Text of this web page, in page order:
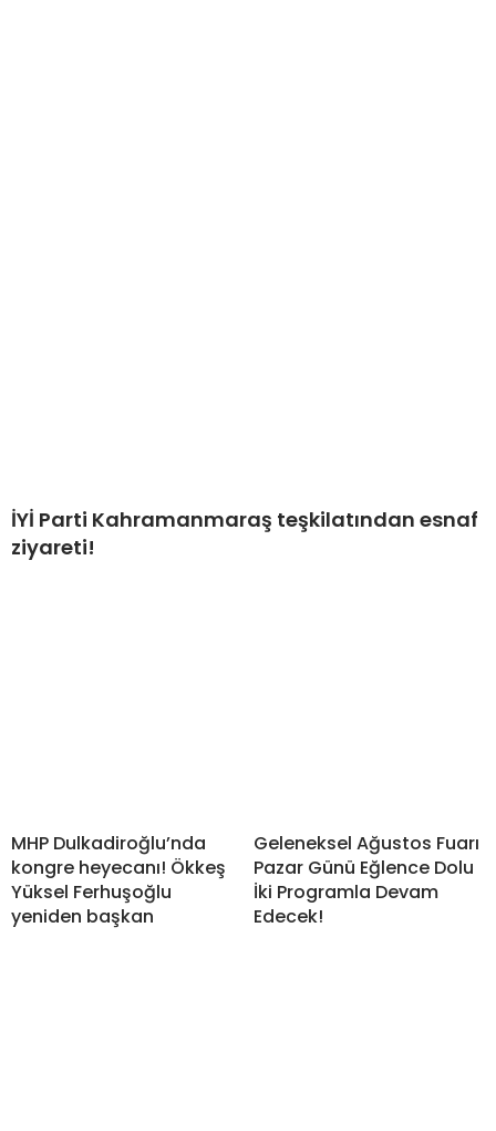
İYİ Parti Kahramanmaraş teşkilatından esnaf
ziyareti!
MHP Dulkadiroğlu’nda
kongre heyecanı! Ökkeş
Yüksel Ferhuşoğlu
yeniden başkan
Geleneksel Ağustos Fuarı
Pazar Günü Eğlence Dolu
İki Programla Devam
Edecek!